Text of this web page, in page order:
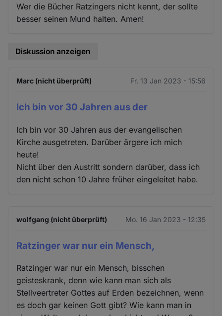
Wer die Bücher Ratzingers nicht kennt, der sollte
besser seinen Mund halten. Amen!
Diskussion anzeigen
Marc (nicht überprüft) Fr. 13 Jan 2023 - 15:56
Ich bin vor 30 Jahren aus der
Ich bin vor 30 Jahren aus der evangelischen
Kirche ausgetreten. Darüber ärgere ich mich
heute!
Nicht über den Austritt sondern darüber, dass ich
den nicht schon 10 Jahre früher eingeleitet habe.
wolfgang (nicht überprüft) Mo. 16 Jan 2023 - 12:35
Ratzinger war nur ein Mensch,
Ratzinger war nur ein Mensch, bisschen
geisteskrank, denn wie kann man sich als
Stellveertreter Gottes auf Erden bezeichnen, wenn
es doch gar keinen Gott gibt? Wie kann man in